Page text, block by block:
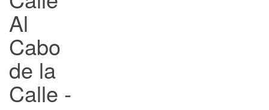
Al
Cabo
de la
Calle -